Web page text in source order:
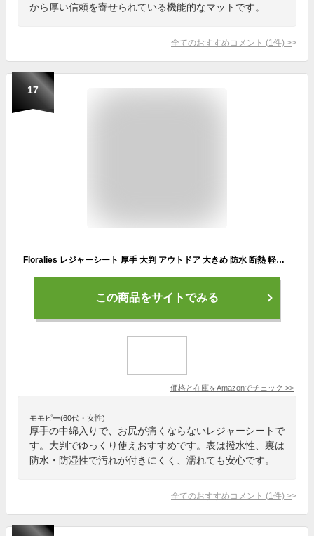
から厚い信頼を寄せられている機能的なマットです。
全てのおすすめコメント (1 件) >
17
Floralies レジャーシート 厚手 大判 アウトドア 大きめ 防水 断熱 軽い 洗える おしゃれ 厚底 中綿入り コンパクト 折りたたみ アウトドア用 (ペルシャ・レッド, 200*300cm)
この商品をサイトでみる
価格と在庫をAmazonでチェック >>
モモピー(60代・女性)
厚手の中綿入りで、お尻が痛くならないレジャーシートで
す。大判でゆっくり使えおすすめです。表は撥水性、裏は
防水・防湿性で汚れが付きにくく、濡れても安心です。
全てのおすすめコメント (1 件) >